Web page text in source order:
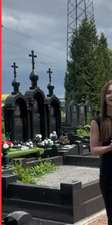
Мы онлайн
Написать нам
Задайте вопрос в мессенджере
Telegram
WhatsApp
VK
MAX